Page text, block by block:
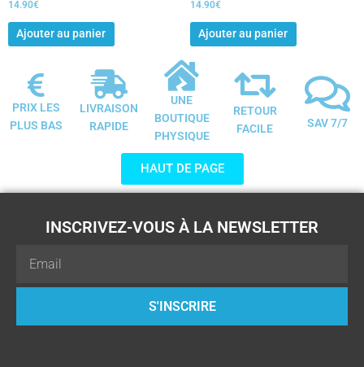
14.90€
Ajouter au panier
14.90€
Ajouter au panier
PRIX LES
PLUS BAS
LIVRAISON
RAPIDE
UNE
BOUTIQUE
PHYSIQUE
RETOUR
FACILE
SAV 7/7
HAUT DE PAGE
INSCRIVEZ-VOUS À LA NEWSLETTER
S'INSCRIRE